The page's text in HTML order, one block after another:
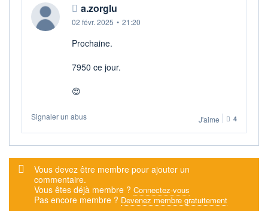
+ HAUT
8 693,89
+HAUT 1ER
a.zorglu
02 févr. 2025 • 21:20
Prochaine.
7950 ce jour.
😍
Signaler un abus J'aime 4
Message d'alerte
Vous devez être membre pour ajouter un
commentaire.
Vous êtes déjà membre ? Connectez-vous
Pas encore membre ? Devenez membre gratuitement